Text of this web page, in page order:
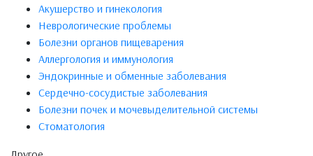
Акушерство и гинекология
Неврологические проблемы
Болезни органов пищеварения
Аллергология и иммунология
Эндокринные и обменные заболевания
Сердечно-сосудистые заболевания
Болезни почек и мочевыделительной системы
Стоматология